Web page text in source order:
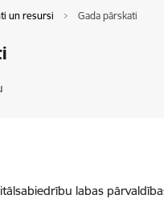
un resursi Gada pārskati
labas